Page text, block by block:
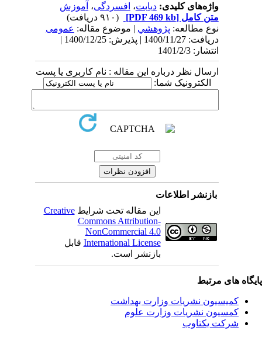
واژه‌های کلیدی:دیابت،افسردگی،آموزش
متن کامل[PDF 469 kb]
نوع مطالعه:پژوهشي| موضوع مقاله:عمومى
دریافت: 1400/11/27 | پذیرش: 1400/12/25 |
انتشار: 1401/2/3
ارسال نظر درباره این مقاله : نام کاربری یا پست
الکترونیک شما:
بازنشر اطلاعات
این مقاله تحت شرایطCreative
Commons Attribution-
NonCommercial 4.0
International Licenseقابل
بازنشر است.
های مرتبط
کمیسیون نشریات وزارت بهداشت
کمسیون نشریات وزارت علوم
شرکت یکتاوب